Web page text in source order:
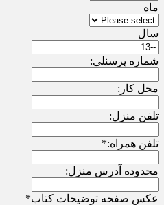
ماه
سال
شماره پرسنلی:
محل کار:
تلفن منزل:
تلفن همراه:*
محدوده آدرس منزل:
عکس صفحه توضیحات کتاب*